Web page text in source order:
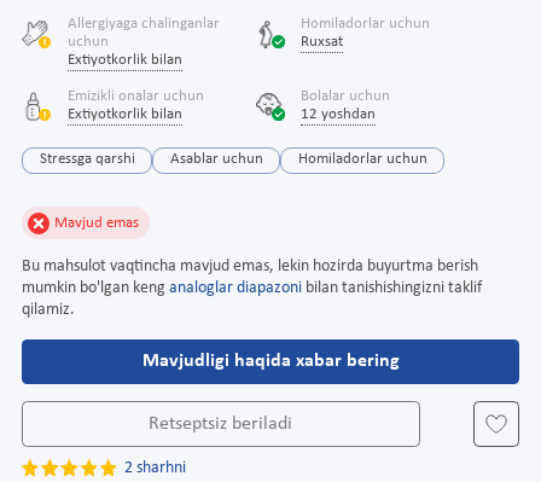
Allergiyaga chalinganlar
uchun
Extiyotkorlik bilan
Homiladorlar uchun
Ruxsat
Emizikli onalar uchun
Extiyotkorlik bilan
Bolalar uchun
12 yoshdan
Stressga qarshi Asablar uchun Homiladorlar uchun
Mavjud emas
Bu mahsulot vaqtincha mavjud emas, lekin hozirda buyurtma berish
mumkin bo'lgan keng analoglar diapazoni bilan tanishishingizni taklif
qilamiz.
Mavjudligi haqida xabar bering
Retseptsiz beriladi
2 sharhni